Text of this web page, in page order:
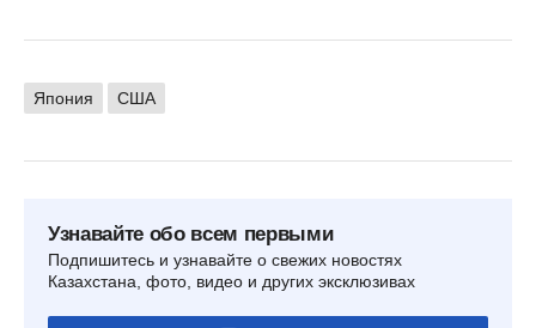
Япония США
Узнавайте обо всем первыми
Подпишитесь и узнавайте о свежих новостях
Казахстана, фото, видео и других эксклюзивах